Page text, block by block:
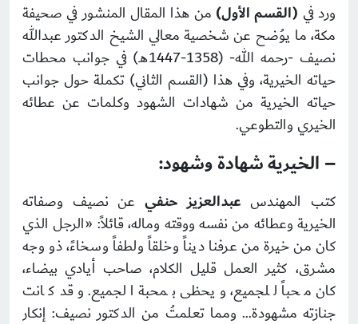
ورد في (القسم الأول) من هذا المقال المنشور في صحيفة
مكة، ما يوُضح عن شخصية معالي الشيخ الدكتور عبدالله
نصيف -رحمه الله- (1358-1447هـ) في جوانب محطات
حياته الخيرية، وفي هذا (القسم الثاني) تكملة حول جوانب
حياته الخيرية من شهادات الشهود وكلمات عن عطائه
الخيري والتطوعي.
– الخيرية شهادة وشهود:
كتب المهندس عبدالعزيز حنفي عن نصيف وصفاته
الخيرية وعطائه من نفسه ووقته وماله، قائلاً: «الرجل الذي
كان من خيرة من عرفنا ديناً وخلقاً ولطفاً وسخاءً، ذو وجه
مشرق، كثير العمل قليل الكلام، صاحب أيادي بيضاء،
كان محباً للجميع، ويحظى بمحبة الجميع. وقد كانت
جنازته مشهودة… ومما تعلمتُ من الدكتور نصيف: إنكار